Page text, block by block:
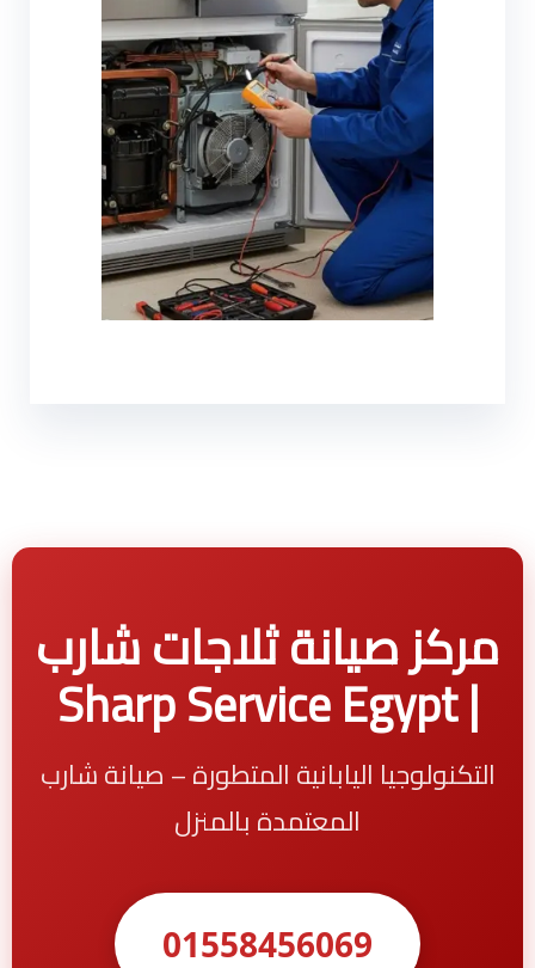
مركز صيانة ثلاجات شارب
| Sharp Service Egypt
التكنولوجيا اليابانية المتطورة – صيانة شارب
المعتمدة بالمنزل
01558456069